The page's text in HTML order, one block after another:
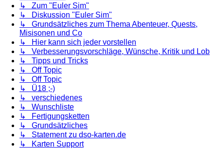
↳ Zum "Euler Sim"
↳ Diskussion "Euler Sim"
↳ Grundsätzliches zum Thema Abenteuer, Quests,
Misisonen und Co
↳ Hier kann sich jeder vorstellen
↳ Verbesserungsvorschläge, Wünsche, Kritik und Lob
↳ Tipps und Tricks
↳ Off Topic
↳ Off Topic
↳ Ü18 ;-)
↳ verschiedenes
↳ Wunschliste
↳ Fertigungsketten
↳ Grundsätzliches
↳ Statement zu dso-karten.de
↳ Karten Support